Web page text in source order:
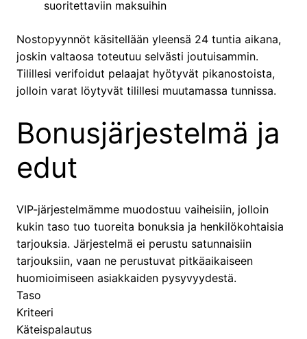
suoritettaviin maksuihin
Nostopyynnöt käsitellään yleensä 24 tuntia aikana,
joskin valtaosa toteutuu selvästi joutuisammin.
Tilillesi verifoidut pelaajat hyötyvät pikanostoista,
jolloin varat löytyvät tilillesi muutamassa tunnissa.
Bonusjärjestelmä ja
edut
VIP-järjestelmämme muodostuu vaiheisiin, jolloin
kukin taso tuo tuoreita bonuksia ja henkilökohtaisia
tarjouksia. Järjestelmä ei perustu satunnaisiin
tarjouksiin, vaan ne perustuvat pitkäaikaiseen
huomioimiseen asiakkaiden pysyvyydestä.
Taso
Kriteeri
Käteispalautus